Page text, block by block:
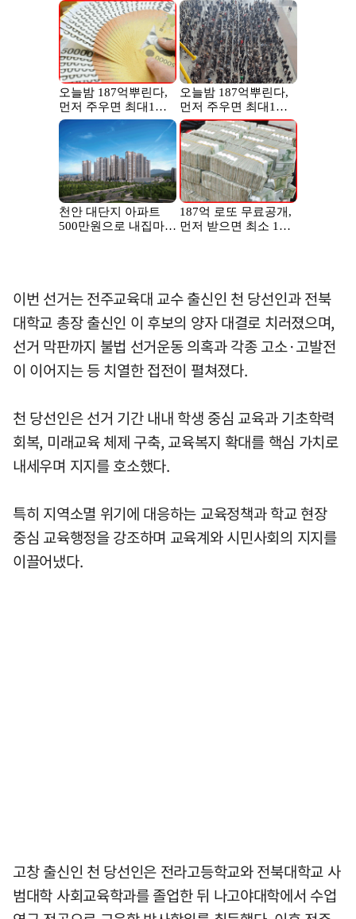
이번 선거는 전주교육대 교수 출신인 천 당선인과 전북
대학교 총장 출신인 이 후보의 양자 대결로 치러졌으며,
선거 막판까지 불법 선거운동 의혹과 각종 고소·고발전
이 이어지는 등 치열한 접전이 펼쳐졌다.
천 당선인은 선거 기간 내내 학생 중심 교육과 기초학력
회복, 미래교육 체제 구축, 교육복지 확대를 핵심 가치로
내세우며 지지를 호소했다.
특히 지역소멸 위기에 대응하는 교육정책과 학교 현장
중심 교육행정을 강조하며 교육계와 시민사회의 지지를
이끌어냈다.
고창 출신인 천 당선인은 전라고등학교와 전북대학교 사
범대학 사회교육학과를 졸업한 뒤 나고야대학에서 수업